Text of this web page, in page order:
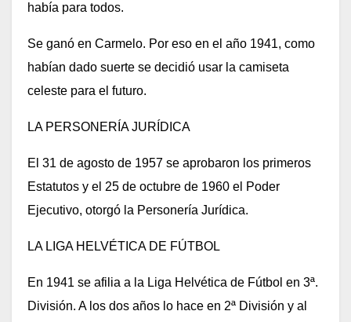
había para todos.
Se ganó en Carmelo. Por eso en el año 1941, como
habían dado suerte se decidió usar la camiseta
celeste para el futuro.
LA PERSONERÍA JURÍDICA
El 31 de agosto de 1957 se aprobaron los primeros
Estatutos y el 25 de octubre de 1960 el Poder
Ejecutivo, otorgó la Personería Jurídica.
LA LIGA HELVÉTICA DE FÚTBOL
En 1941 se afilia a la Liga Helvética de Fútbol en 3ª.
División. A los dos años lo hace en 2ª División y al